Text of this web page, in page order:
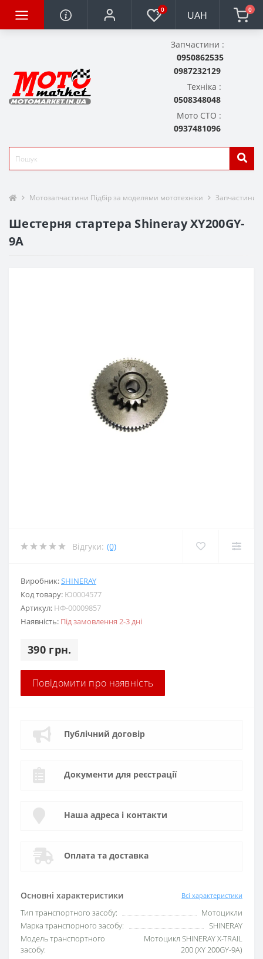
0 UAH 0
Запчастини :
0950862535
0987232129
Техніка :
0508348048
Мото СТО :
0937481096
Мотозапчастини Підбір за моделями мототехніки Запчастини
Шестерня стартера Shineray XY200GY-
9A
Відгуки: (0)
Виробник:SHINERAY
Код товару: Ю0004577
Артикул: НФ-00009857
Наявність: Під замовлення 2-3 дні
390 грн.
Повідомити про наявність
Основні характеристики Всі характеристики
Тип транспортного засобу:
Мотоцикли
Марка транспорного засобу:
SHINERAY
Модель транспортного
засобу:
Мотоцикл SHINERAY X-TRAIL
200 (XY 200GY-9A)
Публічний договір
Документи для реєстрації
Наша адреса і контакти
Оплата та доставка